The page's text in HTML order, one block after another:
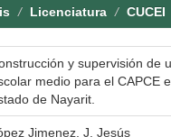
Licenciatura CUCEI
y supervisión de
medio para el CAPCE
de Nayarit.
Jimenez, J. Jesús